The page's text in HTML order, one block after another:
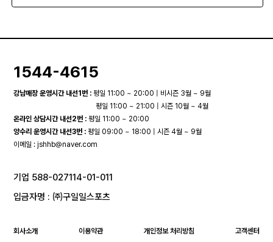
1544-4615
강남매장 운영시간 내선1번 : 평일 11:00 ~ 20:00 | 비시즌 3월 ~ 9월
평일 11:00 ~ 21:00 | 시즌 10월 ~ 4월
온라인 상담시간 내선2번 : 평일 11:00 ~ 20:00
양수리 운영시간 내선3번 : 평일 09:00 ~ 18:00 | 시즌 4월 ~ 9월
이메일 :jshhb@naver.com
기업 588-027114-01-011
입금자명 : ㈜구일일스포츠
회사소개 이용약관 개인정보 처리방침 고객센터